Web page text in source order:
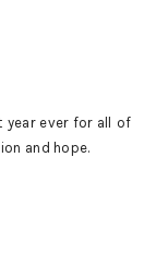
year ever for all of
and hope.